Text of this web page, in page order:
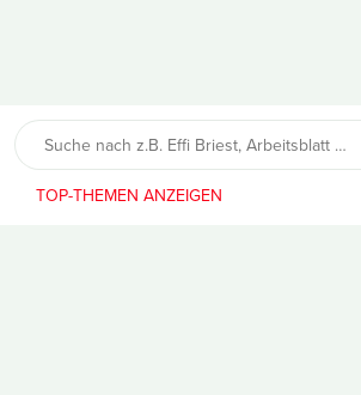
Lehrerfreund
TOP-THEMEN